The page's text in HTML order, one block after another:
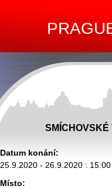
SMÍCHOVSKÉ
Datum konání:
25.9.2020 - 26.9.2020 :
Místo: